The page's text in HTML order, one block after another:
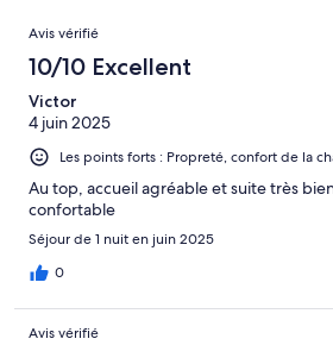
sur 77.
Avis
Avis vérifié
10/10 Excellent
Victor
4 juin 2025
Les points forts : Propreté, confort de la
Au top, accueil agréable et suite très
confortable
Séjour de 1 nuit en juin 2025
0
Avis vérifié